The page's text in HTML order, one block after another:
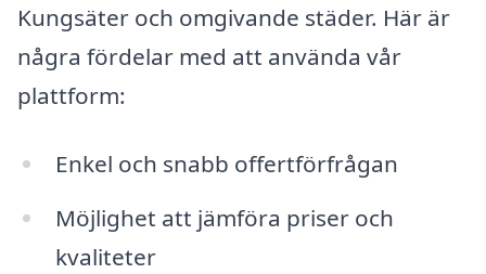
Kungsäter och omgivande städer. Här är
några fördelar med att använda vår
plattform:
Enkel och snabb offertförfrågan
Möjlighet att jämföra priser och
kvaliteter